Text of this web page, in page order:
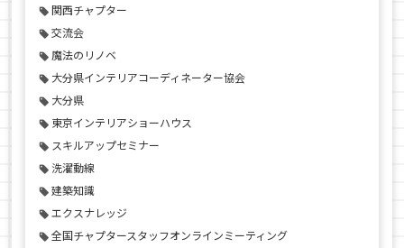
関西チャプター
交流会
魔法のリノベ
大分県インテリアコーディネーター協会
大分県
東京インテリアショーハウス
スキルアップセミナー
洗濯動線
建築知識
エクスナレッジ
全国チャプタースタッフオンラインミーティング